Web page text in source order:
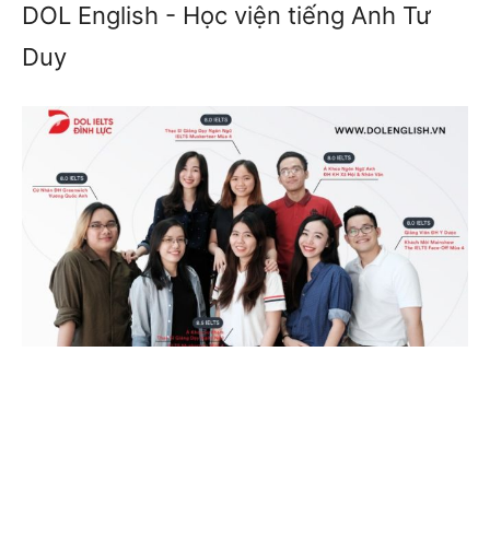
DOL English - Học viện tiếng Anh Tư
Duy